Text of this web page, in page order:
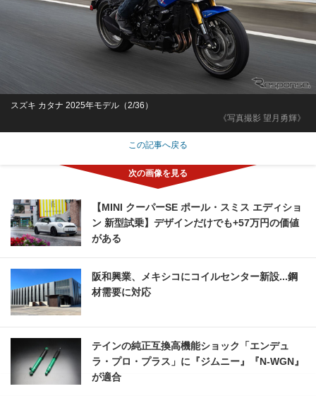
《写真撮影 望月勇輝》
スズキ カタナ 2025年モデル（2/36）
この記事へ戻る
【MINI クーパーSE ポール・スミス エディショ
ン 新型試乗】デザインだけでも+57万円の価値
がある
阪和興業、メキシコにコイルセンター新設...鋼
材需要に対応
テインの純正互換高機能ショック「エンデュ
ラ・プロ・プラス」に『ジムニー』『N-WGN』
が適合